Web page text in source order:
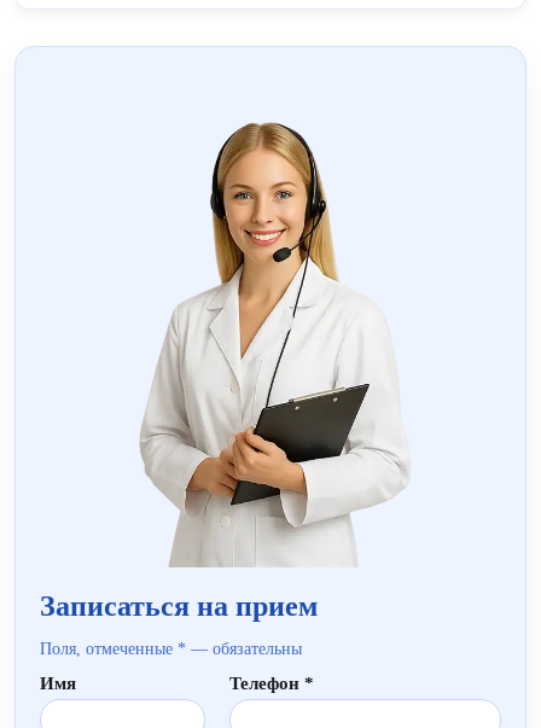
Записаться на прием
Поля, отмеченные * — обязательны
Имя Телефон *